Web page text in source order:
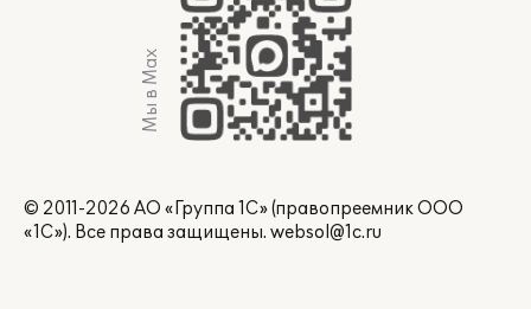
Мы в Max
© 2011-2026 АО «Группа 1С» (правопреемник ООО
«1С»). Все права защищены. websol@1c.ru